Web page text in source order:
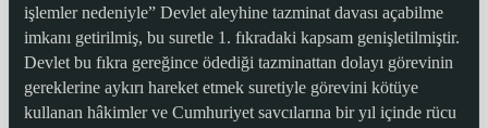
işlemler nedeniyle” Devlet aleyhine tazminat davası açabilme
imkanı getirilmiş, bu suretle 1. fıkradaki kapsam genişletilmiştir.
Devlet bu fıkra gereğince ödediği tazminattan dolayı görevinin
gereklerine aykırı hareket etmek suretiyle görevini kötüye
kullanan hâkimler ve Cumhuriyet savcılarına bir yıl içinde rücu